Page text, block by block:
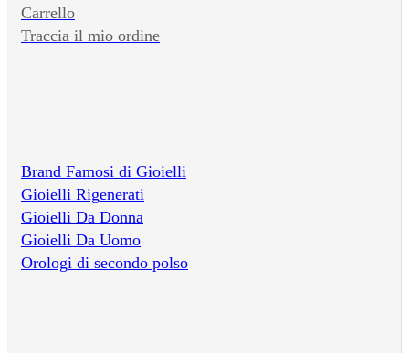
Carrello
Traccia il mio ordine
Brand Famosi di Gioielli
Gioielli Rigenerati
Gioielli Da Donna
Gioielli Da Uomo
Orologi di secondo polso